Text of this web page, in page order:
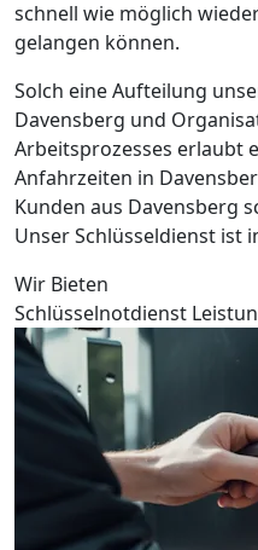
schnell wie möglich
gelangen können.
Solch eine Aufteilung
Davensberg und
Arbeitsprozesses erlaubt
Anfahrzeiten in
Kunden aus Davensberg
Unser Schlüsseldienst ist
Wir Bieten
Schlüsselnotdienst